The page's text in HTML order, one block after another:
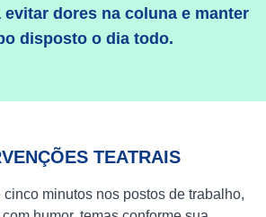
dores na coluna e manter
disposto o dia todo.
TEATRAIS
minutos nos postos de trabalho,